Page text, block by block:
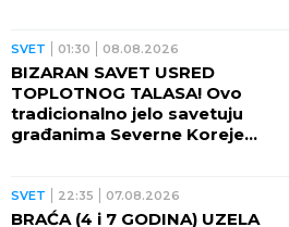
SVET 01:30 08.08.2026
BIZARAN SAVET USRED
TOPLOTNOG TALASA! Ovo
tradicionalno jelo savetuju
građanima Severne Koreje
SVET 22:35 07.08.2026
BRAĆA (4 i 7 GODINA) UZELA